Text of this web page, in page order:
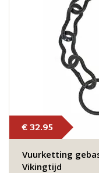
€ 32.95
Vuurketting
Vikingtijd